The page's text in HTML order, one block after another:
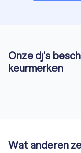
Onze dj's
keurmerken
Wat anderen